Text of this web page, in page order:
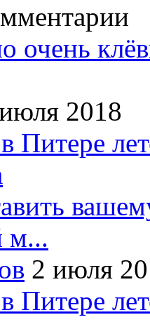
очень
2018
Питере
м...
2 июля
Питере